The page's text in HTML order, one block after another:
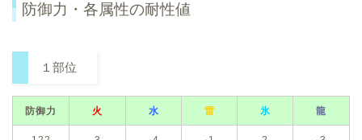
防御力・各属性の耐性値
１部位
防御力 火 水 雷 氷 龍